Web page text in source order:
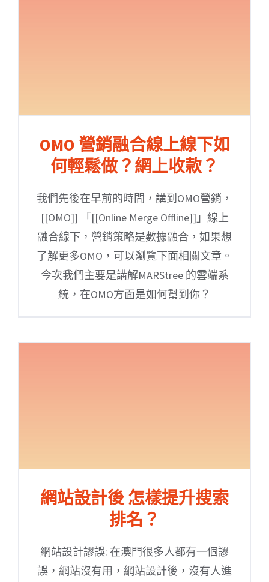
OMO 營銷融合線上線下如
何輕鬆做？網上收款？
我們先後在早前的時間，講到OMO營銷，
[[OMO]] 「[[Online Merge Offline]]」線上
融合線下，營銷策略是數據融合，如果想
了解更多OMO，可以瀏覽下面相關文章。
今次我們主要是講解MARStree 的雲端系
統，在OMO方面是如何幫到你？
網站設計後 怎樣提升搜索
排名？
網站設計謬誤: 在澳門很多人都有一個謬
誤，網站沒有用，網站設計後，沒有人進